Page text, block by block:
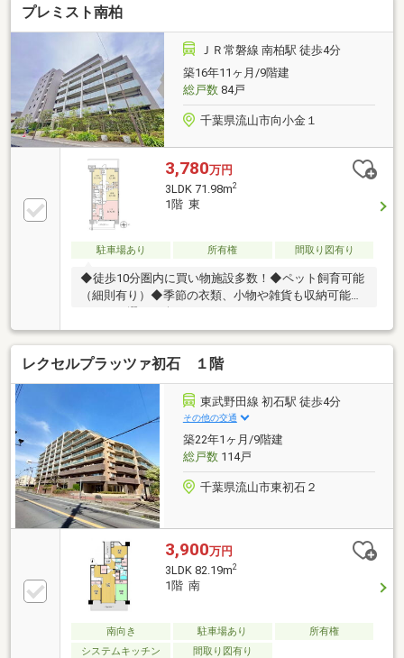
プレミスト南柏
ＪＲ常磐線 南柏駅 徒歩4分
築16年11ヶ月/9階建
総戸数84戸
千葉県流山市向小金１
3,780万円
3LDK 71.98m2
1階 東
駐車場あり 所有権 間取り図有り
◆徒歩10分圏内に買い物施設多数！◆ペット飼育可能
（細則有り）◆季節の衣類、小物や雑貨も収納可能な
付き◆家族やゲストとの対話を楽しみながらキッチン
ワークがこなせる開放的な対面式キッチン
レクセルプラッツァ初石 １階
東武野田線 初石駅 徒歩4分
その他の交通
築22年1ヶ月/9階建
総戸数114戸
千葉県流山市東初石２
3,900万円
3LDK 82.19m2
1階 南
南向き 駐車場あり
所有権
システムキッチン
間取り図有り